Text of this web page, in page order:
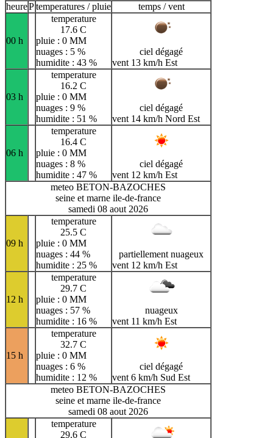
heurePtemperatures / pluie temps / vent
00 h
temperature
17.6 C
pluie : 0 MM
nuages : 5 %
humidite : 43 %
ciel dégagé
vent 13 km/h Est
03 h
temperature
16.2 C
pluie : 0 MM
nuages : 9 %
humidite : 51 %
ciel dégagé
vent 14 km/h Nord Est
06 h
temperature
16.4 C
pluie : 0 MM
nuages : 8 %
humidite : 47 %
ciel dégagé
vent 12 km/h Est
meteo BETON-BAZOCHES
seine et marne ile-de-france
samedi 08 aout 2026
09 h
temperature
25.5 C
pluie : 0 MM
nuages : 44 %
humidite : 25 %
partiellement nuageux
vent 12 km/h Est
12 h
temperature
29.7 C
pluie : 0 MM
nuages : 57 %
humidite : 16 %
nuageux
vent 11 km/h Est
15 h
temperature
32.7 C
pluie : 0 MM
nuages : 6 %
humidite : 12 %
ciel dégagé
vent 6 km/h Sud Est
meteo BETON-BAZOCHES
seine et marne ile-de-france
samedi 08 aout 2026
temperature
29.6 C